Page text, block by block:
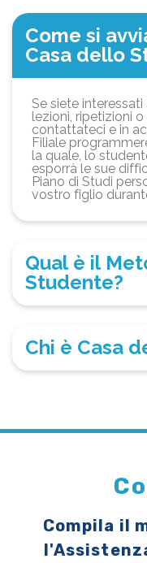
Come si
Casa dello
Se siete
lezioni, ripetizioni
contattateci e in
Filiale
la quale, lo
esporrà le sue
Piano di Studi
vostro figlio
Qual è il
Studente?
Chi è Casa
Compila il